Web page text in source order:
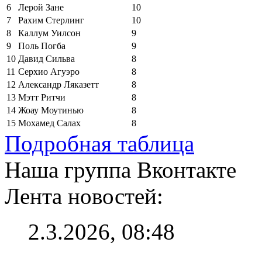
6
Лерой Зане
10
7
Рахим Стерлинг
10
8
Каллум Уилсон
9
9
Поль Погба
9
10 Давид Сильва
8
11 Серхио Агуэро
8
12 Александр Ляказетт
8
13 Мэтт Ритчи
8
14 Жоау Моутинью
8
15 Мохамед Салах 8
Подробная таблица
Наша группа Вконтакте
Лента новостей:
2.3.2026, 08:48